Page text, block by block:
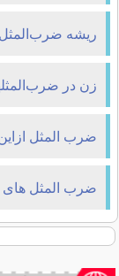
ریشه ضرب‌المثل
زن در
ضرب المثل
ضرب المثل های